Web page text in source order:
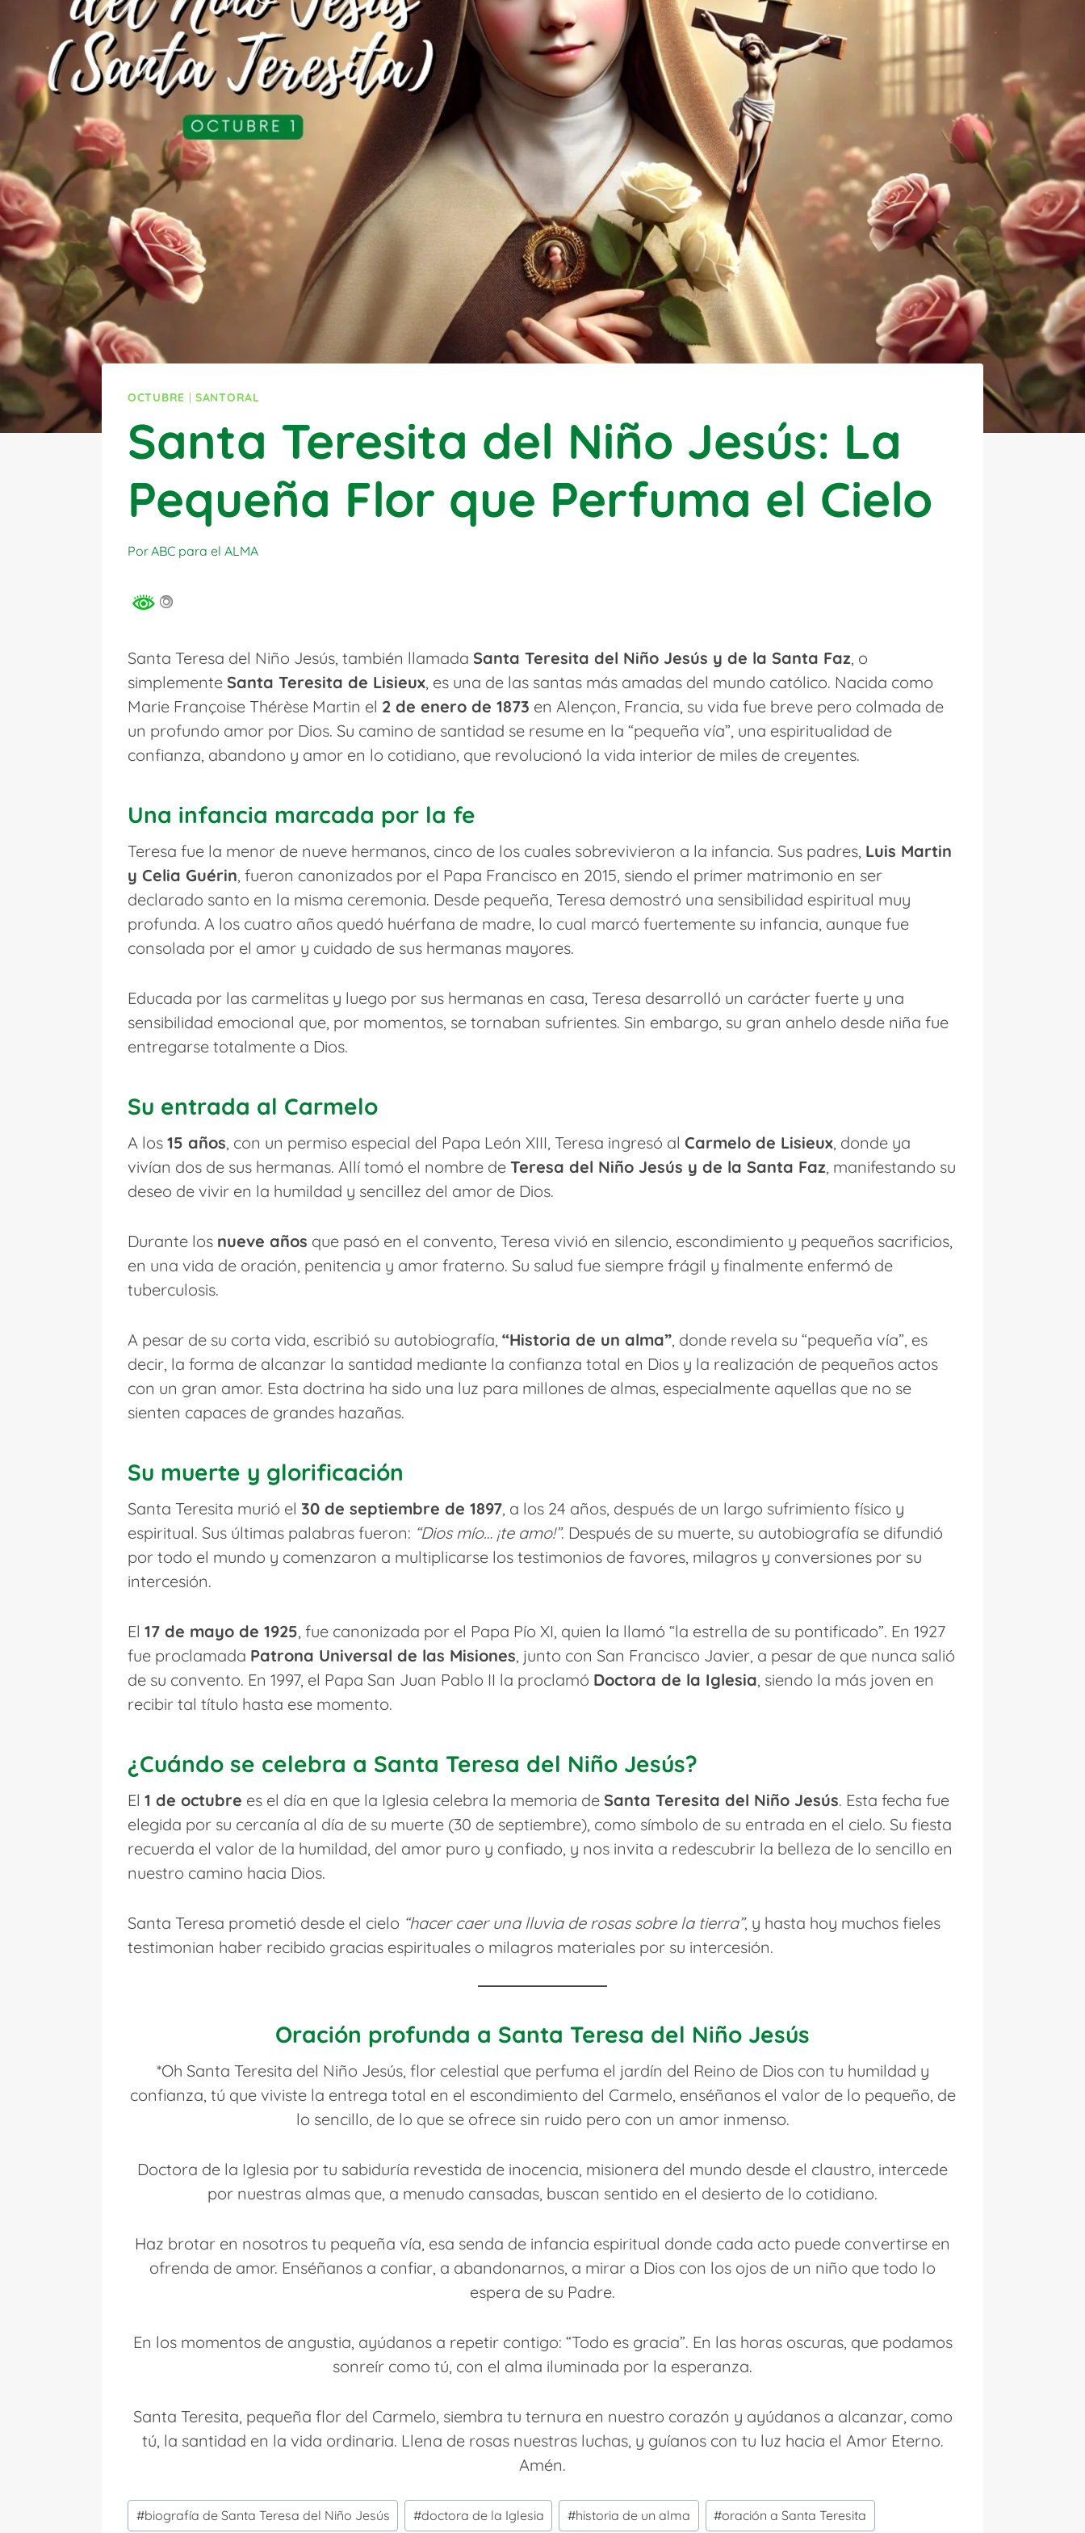
OCTUBRE |SANTORAL
Santa Teresita del Niño Jesús: La
Pequeña Flor que Perfuma el Cielo
PorABC para el ALMA
Santa Teresa del Niño Jesús, también llamada Santa Teresita del Niño Jesús y de la Santa Faz, o
simplemente Santa Teresita de Lisieux, es una de las santas más amadas del mundo católico. Nacida como
Marie Françoise Thérèse Martin el 2 de enero de 1873 en Alençon, Francia, su vida fue breve pero colmada de
un profundo amor por Dios. Su camino de santidad se resume en la “pequeña vía”, una espiritualidad de
confianza, abandono y amor en lo cotidiano, que revolucionó la vida interior de miles de creyentes.
Una infancia marcada por la fe
Teresa fue la menor de nueve hermanos, cinco de los cuales sobrevivieron a la infancia. Sus padres, Luis Martin
y Celia Guérin, fueron canonizados por el Papa Francisco en 2015, siendo el primer matrimonio en ser
declarado santo en la misma ceremonia. Desde pequeña, Teresa demostró una sensibilidad espiritual muy
profunda. A los cuatro años quedó huérfana de madre, lo cual marcó fuertemente su infancia, aunque fue
consolada por el amor y cuidado de sus hermanas mayores.
Educada por las carmelitas y luego por sus hermanas en casa, Teresa desarrolló un carácter fuerte y una
sensibilidad emocional que, por momentos, se tornaban sufrientes. Sin embargo, su gran anhelo desde niña fue
entregarse totalmente a Dios.
Su entrada al Carmelo
A los 15 años, con un permiso especial del Papa León XIII, Teresa ingresó al Carmelo de Lisieux, donde ya
vivían dos de sus hermanas. Allí tomó el nombre de Teresa del Niño Jesús y de la Santa Faz, manifestando su
deseo de vivir en la humildad y sencillez del amor de Dios.
Durante los nueve años que pasó en el convento, Teresa vivió en silencio, escondimiento y pequeños sacrificios,
en una vida de oración, penitencia y amor fraterno. Su salud fue siempre frágil y finalmente enfermó de
tuberculosis.
A pesar de su corta vida, escribió su autobiografía, “Historia de un alma”, donde revela su “pequeña vía”, es
decir, la forma de alcanzar la santidad mediante la confianza total en Dios y la realización de pequeños actos
con un gran amor. Esta doctrina ha sido una luz para millones de almas, especialmente aquellas que no se
sienten capaces de grandes hazañas.
Su muerte y glorificación
Santa Teresita murió el 30 de septiembre de 1897, a los 24 años, después de un largo sufrimiento físico y
espiritual. Sus últimas palabras fueron: “Dios mío… ¡te amo!”. Después de su muerte, su autobiografía se difundió
por todo el mundo y comenzaron a multiplicarse los testimonios de favores, milagros y conversiones por su
intercesión.
El 17 de mayo de 1925, fue canonizada por el Papa Pío XI, quien la llamó “la estrella de su pontificado”. En 1927
fue proclamada Patrona Universal de las Misiones, junto con San Francisco Javier, a pesar de que nunca salió
de su convento. En 1997, el Papa San Juan Pablo II la proclamó Doctora de la Iglesia, siendo la más joven en
recibir tal título hasta ese momento.
¿Cuándo se celebra a Santa Teresa del Niño Jesús?
El 1 de octubre es el día en que la Iglesia celebra la memoria de Santa Teresita del Niño Jesús. Esta fecha fue
elegida por su cercanía al día de su muerte (30 de septiembre), como símbolo de su entrada en el cielo. Su fiesta
recuerda el valor de la humildad, del amor puro y confiado, y nos invita a redescubrir la belleza de lo sencillo en
nuestro camino hacia Dios.
Santa Teresa prometió desde el cielo “hacer caer una lluvia de rosas sobre la tierra”, y hasta hoy muchos fieles
testimonian haber recibido gracias espirituales o milagros materiales por su intercesión.
Oración profunda a Santa Teresa del Niño Jesús
*Oh Santa Teresita del Niño Jesús, flor celestial que perfuma el jardín del Reino de Dios con tu humildad y
confianza, tú que viviste la entrega total en el escondimiento del Carmelo, enséñanos el valor de lo pequeño, de
lo sencillo, de lo que se ofrece sin ruido pero con un amor inmenso.
Doctora de la Iglesia por tu sabiduría revestida de inocencia, misionera del mundo desde el claustro, intercede
por nuestras almas que, a menudo cansadas, buscan sentido en el desierto de lo cotidiano.
Haz brotar en nosotros tu pequeña vía, esa senda de infancia espiritual donde cada acto puede convertirse en
ofrenda de amor. Enséñanos a confiar, a abandonarnos, a mirar a Dios con los ojos de un niño que todo lo
espera de su Padre.
En los momentos de angustia, ayúdanos a repetir contigo: “Todo es gracia”. En las horas oscuras, que podamos
sonreír como tú, con el alma iluminada por la esperanza.
Santa Teresita, pequeña flor del Carmelo, siembra tu ternura en nuestro corazón y ayúdanos a alcanzar, como
tú, la santidad en la vida ordinaria. Llena de rosas nuestras luchas, y guíanos con tu luz hacia el Amor Eterno.
Amén.
Etiquetas
de
#biografía de Santa Teresa del Niño Jesús #doctora de la Iglesia #historia de un alma #oración a Santa Teresita